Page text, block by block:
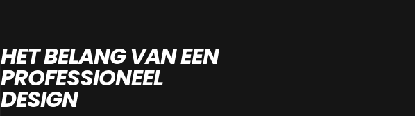
HET BELANG VAN EEN
PROFESSIONEEL
DESIGN